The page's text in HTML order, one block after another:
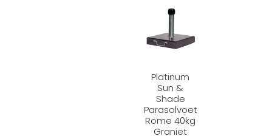
Platinum
Sun &
Shade
Parasolvoet
Rome 40kg
Graniet